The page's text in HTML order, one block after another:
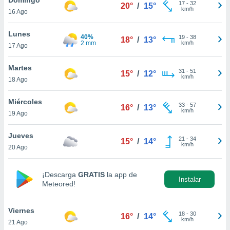
en
más
nuestra
de
aceptar
de
16 Ago
20° / 15° 17- 32
km/h
Lunes
17 Ago
40%
2 mm
18° / 13° 19- 38
km/h
Martes
18 Ago
15° / 12° 31 - 51
km/h
Miércoles
19 Ago
16° / 13° 33- 57
km/h
Jueves
20 Ago
15° / 14° 21 - 34
km/h
¡Descarga GRATIS la app de
Meteored!
Instalar
Viernes
21 Ago
16° / 14° 18- 30
km/h